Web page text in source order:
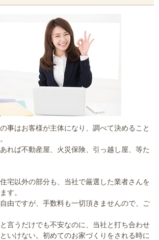
事はお客様が主体になり、調べて決めること
れば不動産屋、火災保険、引っ越し屋、等た
宅以外の部分も、当社で厳選した業者さんを
す。
由ですが、手数料も一切頂きませんので、ご
と言うだけでも不安なのに、当社と打ち合わせ
いけない。初めてのお家づくりをされる時に